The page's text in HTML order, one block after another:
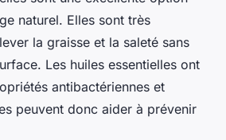
naturel. Elles sont très
la graisse et la saleté sans
Les huiles essentielles ont
antibactériennes et
peuvent donc aider à prévenir